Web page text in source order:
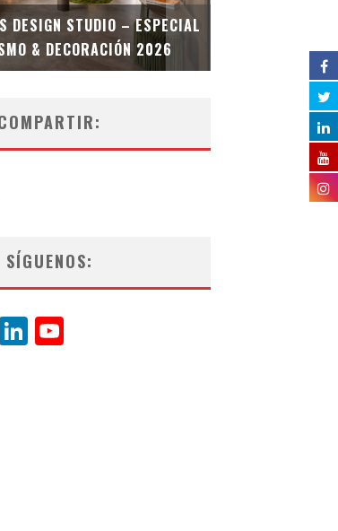
DESIGN STUDIO – ESPECIAL
& DECORACIÓN 2026
SÍGUENOS:
Instagram
LinkedIn